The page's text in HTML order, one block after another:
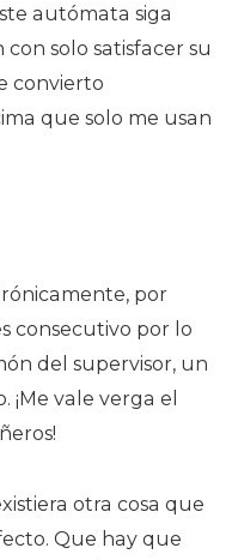
autómata siga
solo satisfacer su
convierto
que solo me usan
por
consecutivo por lo
del supervisor, un
vale verga el
otra cosa que
Que hay que